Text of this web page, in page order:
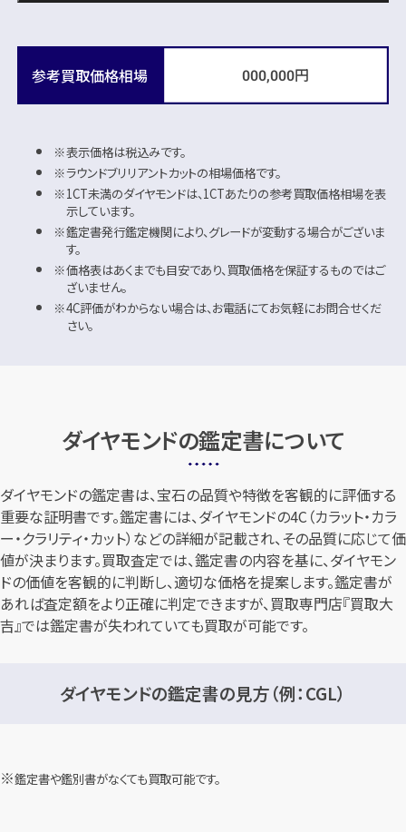
参考買取価格相場 000,000円
表示価格は税込みです。
ラウンドブリリアントカットの相場価格です。
1CT未満のダイヤモンドは、1CTあたりの参考買取価格相場を表
示しています。
鑑定書発行鑑定機関により、グレードが変動する場合がございま
す。
価格表はあくまでも目安であり、買取価格を保証するものではご
ざいません。
4C評価がわからない場合は、お電話にてお気軽にお問合せくだ
さい。
ダイヤモンドの鑑定書について
ダイヤモンドの鑑定書は、宝石の品質や特徴を客観的に評価する
重要な証明書です。鑑定書には、ダイヤモンドの4C（カラット・カラ
ー・クラリティ・カット）などの詳細が記載され、その品質に応じて価
値が決まります。買取査定では、鑑定書の内容を基に、ダイヤモン
ドの価値を客観的に判断し、適切な価格を提案します。鑑定書が
あれば査定額をより正確に判定できますが、買取専門店『買取大
吉』では鑑定書が失われていても買取が可能です。
ダイヤモンドの鑑定書の見方（例：CGL）
鑑定書や鑑別書がなくても買取可能です。